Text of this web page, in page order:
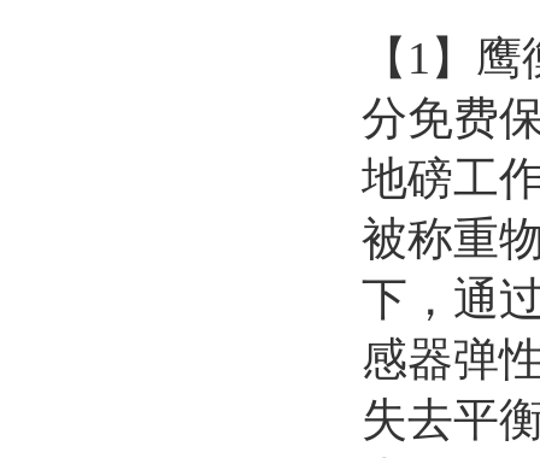
【 1】鹰
分免费
地磅工
被称重
下，通
感器弹
失去平